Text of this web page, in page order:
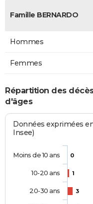
Famille BERNARDO
Hommes
Femmes
Répartition des
d'âges
Données exprimées
Insee)
0
1
3
Moins de 10 ans
10-20 ans
20-30 ans